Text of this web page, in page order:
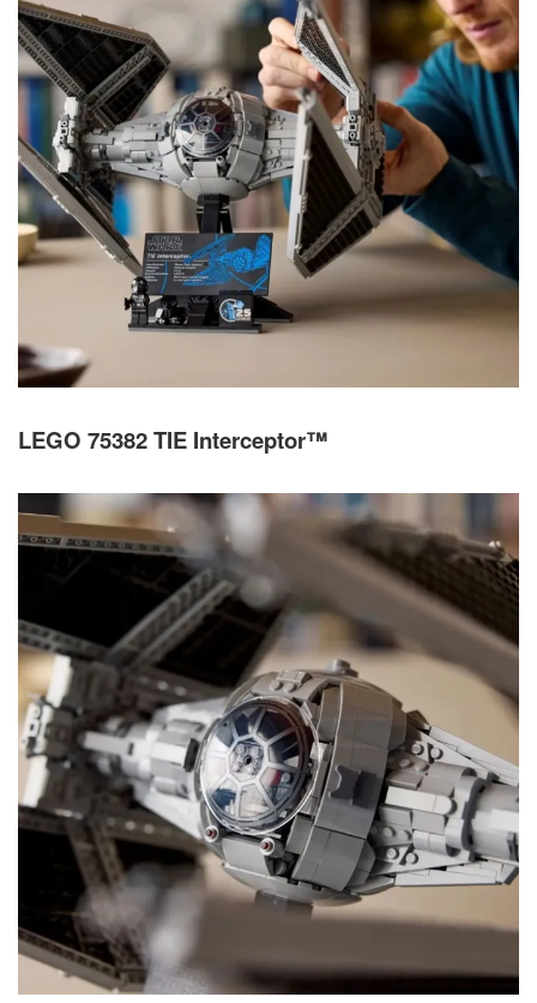
LEGO 75382 TIE Interceptor™